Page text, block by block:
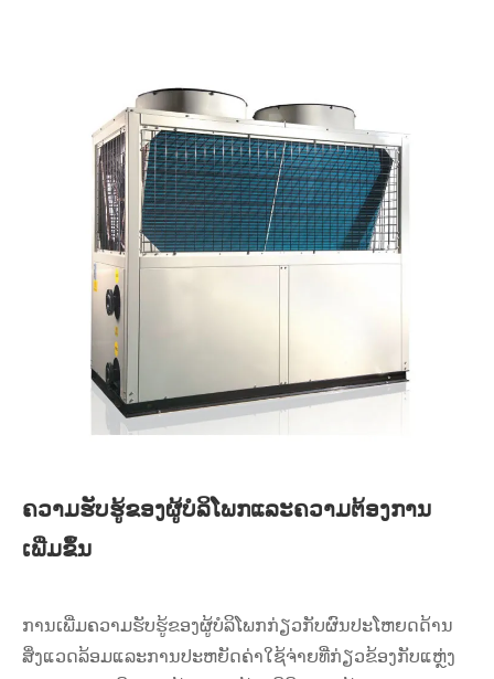
ຄວາມຮັບຮູ້ຂອງຜູ້ບໍລິໂພກແລະຄວາມຕ້ອງການ
ເພີ່ມຂຶ້ນ
ການເພີ່ມຄວາມຮັບຮູ້ຂອງຜູ້ບໍລິໂພກກ່ຽວກັບຜົນປະໂຫຍດດ້ານ
ສິ່ງແວດລ້ອມແລະການປະຫຍັດຄ່າໃຊ້ຈ່າຍທີ່ກ່ຽວຂ້ອງກັບແຫຼ່ງ